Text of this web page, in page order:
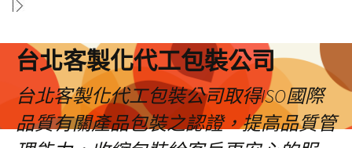
台北客製化代工包裝公司
台北客製化代工包裝公司取得ISO國際
品質有關產品包裝之認證，提高品質管